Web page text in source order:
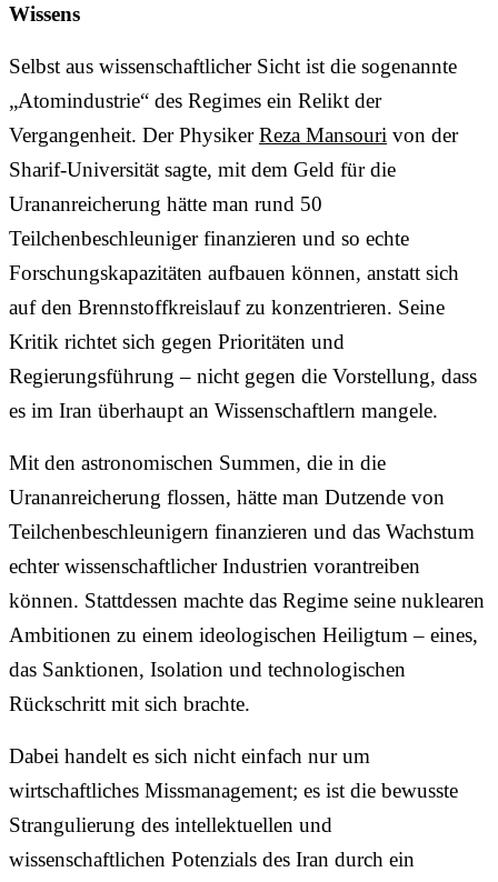
Wissens
Selbst aus wissenschaftlicher Sicht ist die sogenannte
„Atomindustrie“ des Regimes ein Relikt der
Vergangenheit. Der PhysikerReza Mansouri von der
Sharif-Universität sagte, mit dem Geld für die
Urananreicherung hätte man rund 50
Teilchenbeschleuniger finanzieren und so echte
Forschungskapazitäten aufbauen können, anstatt sich
auf den Brennstoffkreislauf zu konzentrieren. Seine
Kritik richtet sich gegen Prioritäten und
Regierungsführung – nicht gegen die Vorstellung, dass
es im Iran überhaupt an Wissenschaftlern mangele.
Mit den astronomischen Summen, die in die
Urananreicherung flossen, hätte man Dutzende von
Teilchenbeschleunigern finanzieren und das Wachstum
echter wissenschaftlicher Industrien vorantreiben
können. Stattdessen machte das Regime seine nuklearen
Ambitionen zu einem ideologischen Heiligtum – eines,
das Sanktionen, Isolation und technologischen
Rückschritt mit sich brachte.
Dabei handelt es sich nicht einfach nur um
wirtschaftliches Missmanagement; es ist die bewusste
Strangulierung des intellektuellen und
wissenschaftlichen Potenzials des Iran durch ein